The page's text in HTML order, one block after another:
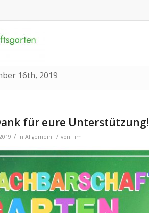
16th, 2019
für eure Unterstützung!
/ in Allgemein / vonTim